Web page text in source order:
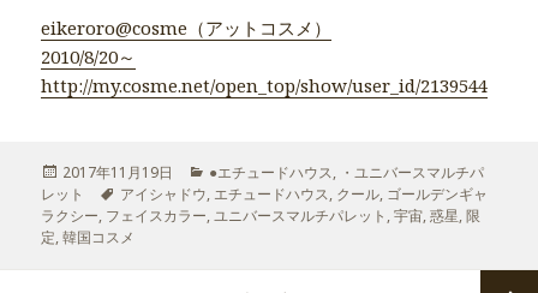
eikeroro@cosme（アットコスメ）
2010/8/20～
http://my.cosme.net/open_top/show/user_id/2139544
投
稿
日:
2017年11月19日
カ
テ
ゴ
●エチュードハウス, ・ユニバースマルチパ
レット
タ
グ
アイシャドウ, エチュードハウス, クール, ゴールデンギャ
ラクシー, フェイスカラー,ユニバースマルチパレット ,宇宙,惑星,限
定,韓国コスメ